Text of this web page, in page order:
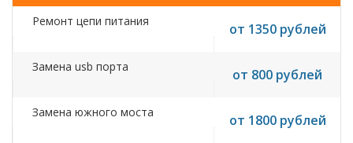
Ремонт цепи питания от 1350 рублей
Замена usb порта от 800 рублей
Замена южного моста от 1800 рублей